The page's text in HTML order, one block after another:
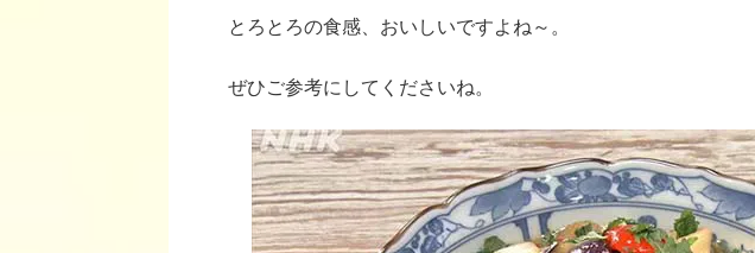
とろとろの食感、おいしいですよね～。
ぜひご参考にしてくださいね。